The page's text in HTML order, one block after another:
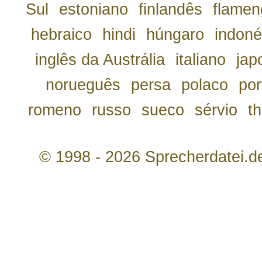
Sul
estoniano finlandês
hebraico
hindi húngaro
inglês da Austrália
italiano
norueguês
persa polaco
romeno
russo sueco sérvio th
© 1998 - 2026